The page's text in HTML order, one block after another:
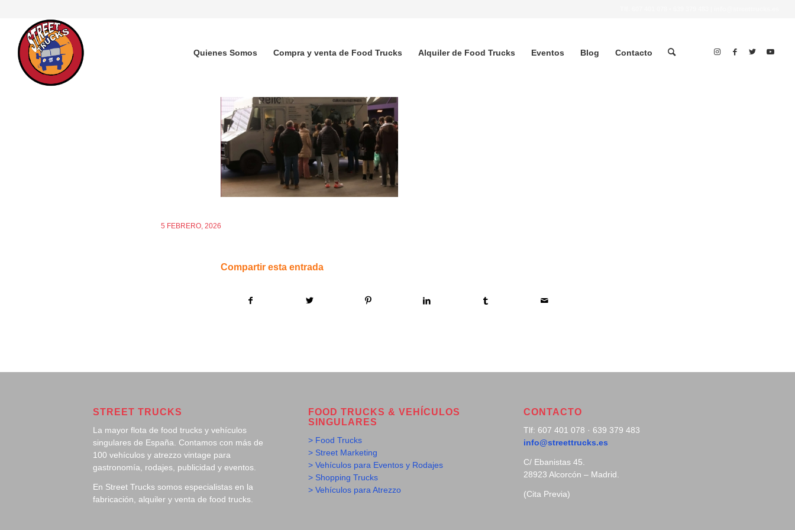
Quienes Somos Compra y venta de Food Trucks Alquiler de Food Trucks Eventos Blog Contacto
5 FEBRERO, 2026
Compartir esta entrada
STREET TRUCKS
La mayor flota de food trucks y vehículos
singulares de España. Contamos con más de
100 vehículos y atrezzo vintage para
gastronomía, rodajes, publicidad y eventos.
En Street Trucks somos especialistas en la
fabricación, alquiler y venta de food trucks.
FOOD TRUCKS & VEHÍCULOS
SINGULARES
> Food Trucks
> Street Marketing
> Vehículos para Eventos y Rodajes
> Shopping Trucks
> Vehículos para Atrezzo
CONTACTO
Tlf: 607 401 078 · 639 379 483
info@streettrucks.es
C/ Ebanistas 45.
28923 Alcorcón – Madrid.
(Cita Previa)